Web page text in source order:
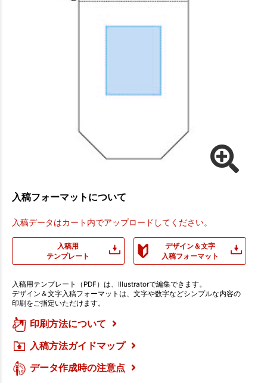
入稿フォーマットについて
入稿データはカート内でアップロードしてください。
入稿用
テンプレート
デザイン＆文字
入稿フォーマット
入稿用テンプレート（PDF）は、Illustratorで編集できます。
デザイン＆文字入稿フォーマットは、文字や数字などシンプルな内容の
印刷をご指定いただけます。
印刷方法について
入稿方法ガイドマップ
データ作成時の注意点